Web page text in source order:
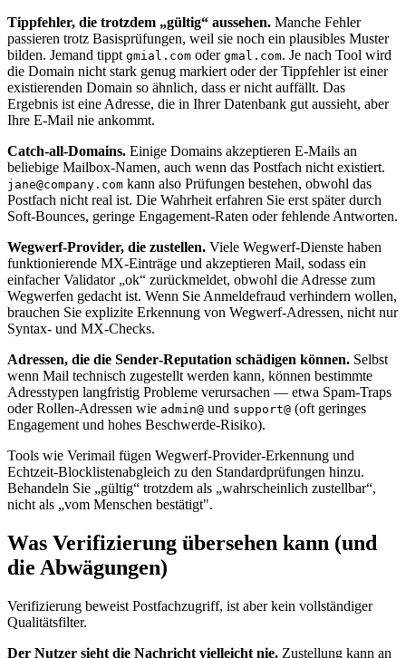
Tippfehler, die trotzdem „gültig“ aussehen. Manche Fehler
passieren trotz Basisprüfungen, weil sie noch ein plausibles Muster
bilden. Jemand tippt gmial.com oder gmal.com. Je nach Tool wird
die Domain nicht stark genug markiert oder der Tippfehler ist einer
existierenden Domain so ähnlich, dass er nicht auffällt. Das
Ergebnis ist eine Adresse, die in Ihrer Datenbank gut aussieht, aber
Ihre E‑Mail nie ankommt.
Catch‑all‑Domains. Einige Domains akzeptieren E‑Mails an
beliebige Mailbox‑Namen, auch wenn das Postfach nicht existiert.
jane@company.com kann also Prüfungen bestehen, obwohl das
Postfach nicht real ist. Die Wahrheit erfahren Sie erst später durch
Soft‑Bounces, geringe Engagement‑Raten oder fehlende Antworten.
Wegwerf‑Provider, die zustellen. Viele Wegwerf‑Dienste haben
funktionierende MX‑Einträge und akzeptieren Mail, sodass ein
einfacher Validator „ok“ zurückmeldet, obwohl die Adresse zum
Wegwerfen gedacht ist. Wenn Sie Anmeldefraud verhindern wollen,
brauchen Sie explizite Erkennung von Wegwerf‑Adressen, nicht nur
Syntax‑ und MX‑Checks.
Adressen, die die Sender‑Reputation schädigen können. Selbst
wenn Mail technisch zugestellt werden kann, können bestimmte
Adresstypen langfristig Probleme verursachen — etwa Spam‑Traps
oder Rollen‑Adressen wie admin@ und support@ (oft geringes
Engagement und hohes Beschwerde‑Risiko).
Tools wie Verimail fügen Wegwerf‑Provider‑Erkennung und
Echtzeit‑Blocklistenabgleich zu den Standardprüfungen hinzu.
Behandeln Sie „gültig“ trotzdem als „wahrscheinlich zustellbar“,
nicht als „vom Menschen bestätigt".
Was Verifizierung übersehen kann (und
die Abwägungen)
Verifizierung beweist Postfachzugriff, ist aber kein vollständiger
Qualitätsfilter.
Der Nutzer sieht die Nachricht vielleicht nie. Zustellung kann an